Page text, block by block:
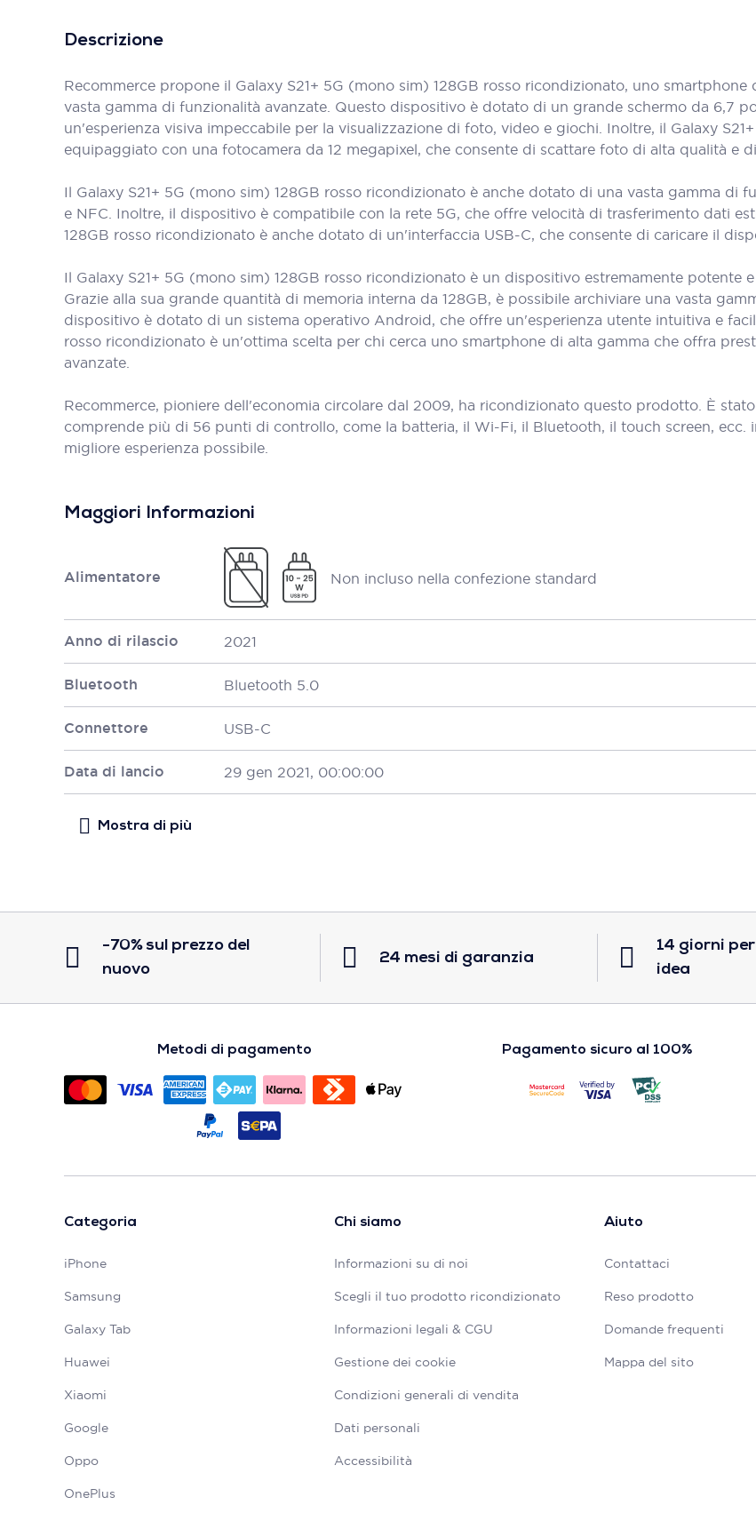
Descrizione
Recommerce propone il Galaxy S21+ 5G (mono sim) 128GB rosso ricondizionato, uno
vasta gamma di funzionalità avanzate. Questo dispositivo è dotato di un grande schermo da 6,7
un'esperienza visiva impeccabile per la visualizzazione di foto, video e giochi. Inoltre, il Galaxy
equipaggiato con una fotocamera da 12 megapixel, che consente di scattare foto di alta qualità e
Il Galaxy S21+ 5G (mono sim) 128GB rosso ricondizionato è anche dotato di una vasta gamma
e NFC. Inoltre, il dispositivo è compatibile con la rete 5G, che offre velocità di trasferimento dati
128GB rosso ricondizionato è anche dotato di un'interfaccia USB-C, che consente di caricare il
Il Galaxy S21+ 5G (mono sim) 128GB rosso ricondizionato è un dispositivo estremamente potente
Grazie alla sua grande quantità di memoria interna da 128GB, è possibile archiviare una vasta
dispositivo è dotato di un sistema operativo Android, che offre un'esperienza utente intuitiva e
rosso ricondizionato è un'ottima scelta per chi cerca uno smartphone di alta gamma che offra
avanzate.
Recommerce, pioniere dell'economia circolare dal 2009, ha ricondizionato questo prodotto. È
comprende più di 56 punti di controllo, come la batteria, il Wi-Fi, il Bluetooth, il touch screen,
migliore esperienza possibile.
Maggiori Informazioni
Alimentatore Non incluso nella confezione standard
Anno di rilascio 2021
Bluetooth Bluetooth 5.0
Connettore USB-C
Data di lancio 29 gen 2021, 00:00:00
-70% sul prezzo del
nuovo
24 mesi di garanzia
14 giorni
idea
Metodi di pagamento Pagamento sicuro al 100%
Categoria
iPhone
Samsung
Galaxy Tab
Huawei
Xiaomi
Google
Oppo
OnePlus
Chi siamo
Informazioni su di noi
Scegli il tuo prodotto ricondizionato
Informazioni legali & CGU
Gestione dei cookie
Condizioni generali di vendita
Dati personali
Accessibilità
Aiuto
Contattaci
Reso prodotto
Domande frequenti
Mappa del sito